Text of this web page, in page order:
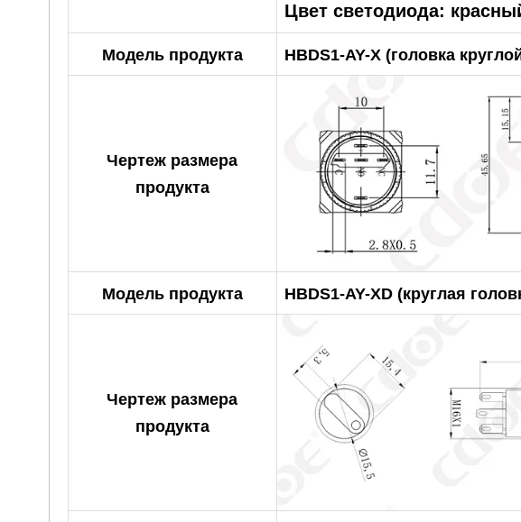
Цвет светодиода:
Модель продукта HBDS1-AY-X (головка
Чертеж размера
продукта
Модель продукта HBDS1-AY-XD (круглая
Чертеж размера
продукта